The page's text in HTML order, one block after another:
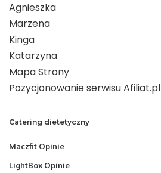
Agnieszka
Marzena
Kinga
Katarzyna
Mapa Strony
Pozycjonowanie serwisu Afiliat.pl
Catering dietetyczny
Maczfit Opinie
LightBox Opinie